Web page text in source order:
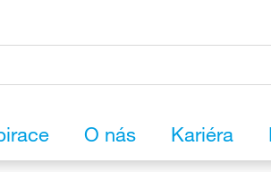
O nás Kariéra